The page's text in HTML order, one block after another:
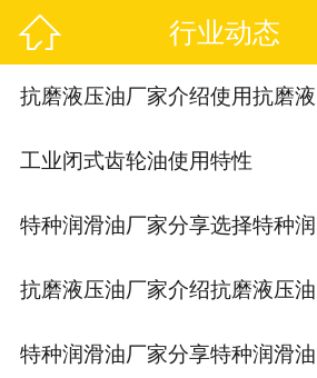
 行业动态
工业闭式齿轮油使用特性